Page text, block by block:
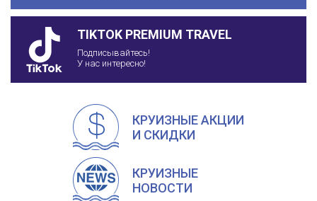
TIKTOK PREMIUM TRAVEL
Подписывайтесь!
У нас интересно!
КРУИЗНЫЕ АКЦИИ
И СКИДКИ
КРУИЗНЫЕ
НОВОСТИ